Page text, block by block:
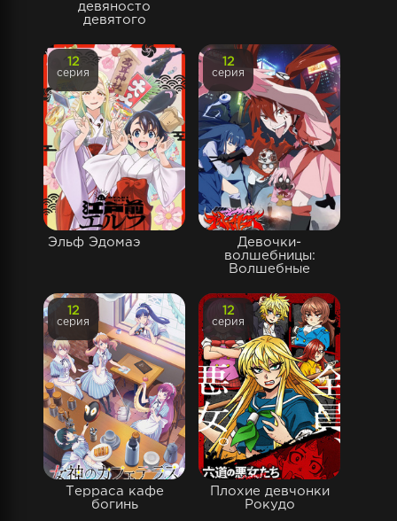
девяносто
девятого
Эльф Эдомаэ
12
серия
Девочки-
волшебницы:
Волшебные
12
серия
Терраса кафе
богинь
12
серия
Плохие девчонки
Рокудо
12
серия